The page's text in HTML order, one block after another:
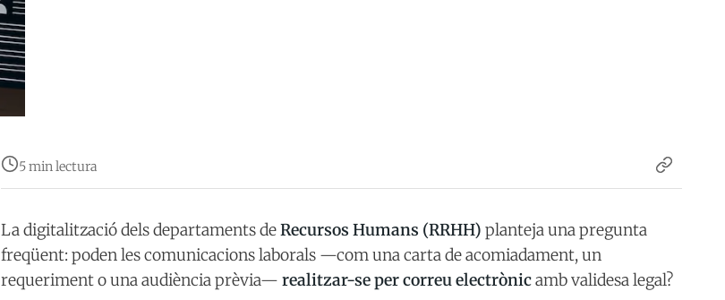
5 min lectura
La digitalització dels departaments deRecursos Humans (RRHH) planteja una pregunta
freqüent: poden les comunicacions laborals —com una carta de acomiadament, un
requeriment o una audiència prèvia— realitzar-se per correu electrònicamb validesa legal?